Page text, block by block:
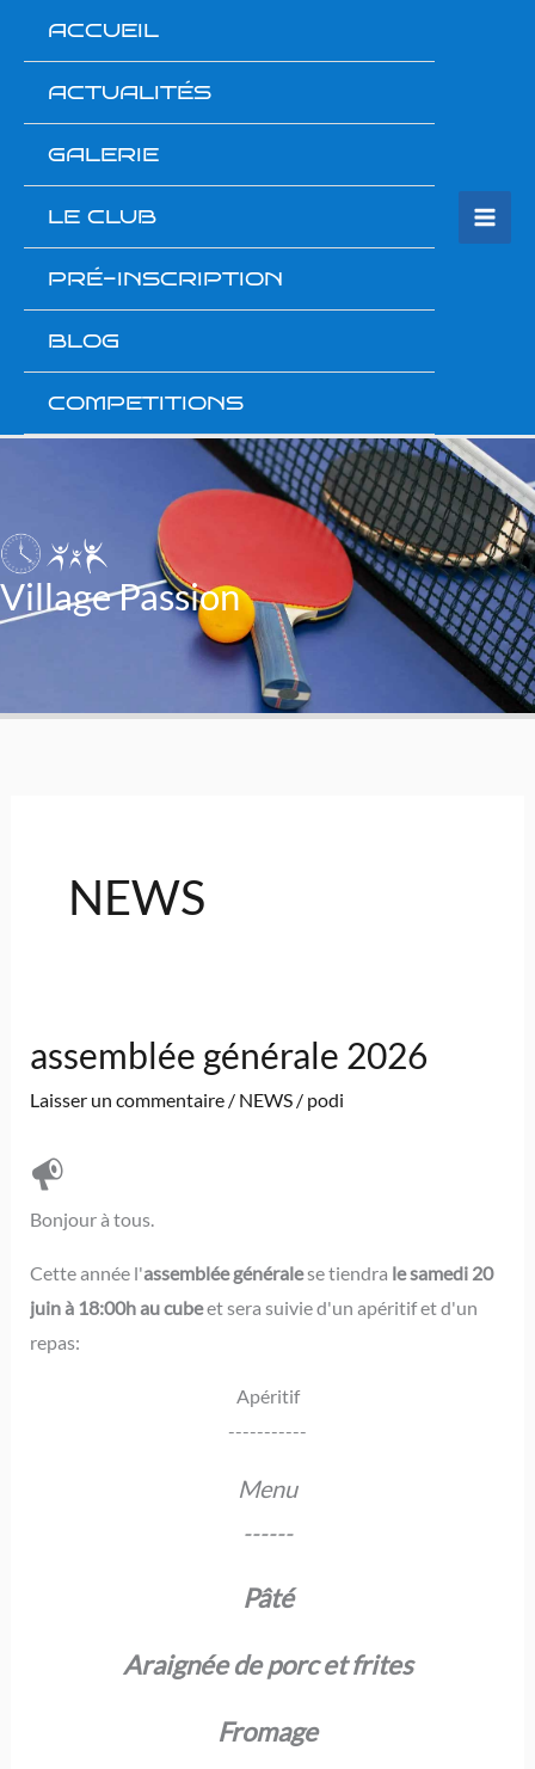
contenu
ACCUEIL
ACTUALITÉS
GALERIE
LE CLUB
PRÉ-INSCRIPTION
BLOG
COMPETITIONS
Village Passion
NEWS
assemblée générale 2026
Laisser un commentaire / NEWS/ podi
Bonjour à tous.
Cette année l'assemblée généralese tiendra le samedi 20
juinà 18:00h au cubeet sera suivie d'un apéritif et d'un
repas:
Apéritif
-----------
Menu
------
Pâté
Araignée de porc et frites
Fromage